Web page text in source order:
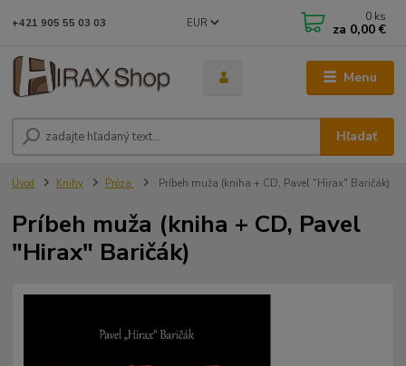
Menu
EUR
Hľadať
+421 905 55 03 03 0 ks
za 0,00 €
Úvod Knihy Próza Príbeh muža (kniha + CD, Pavel "Hirax" Baričák)
Príbeh muža (kniha + CD, Pavel
"Hirax" Baričák)